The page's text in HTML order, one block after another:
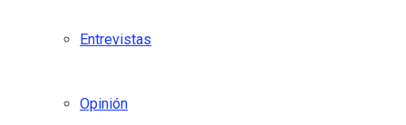
Entrevistas
Opinión